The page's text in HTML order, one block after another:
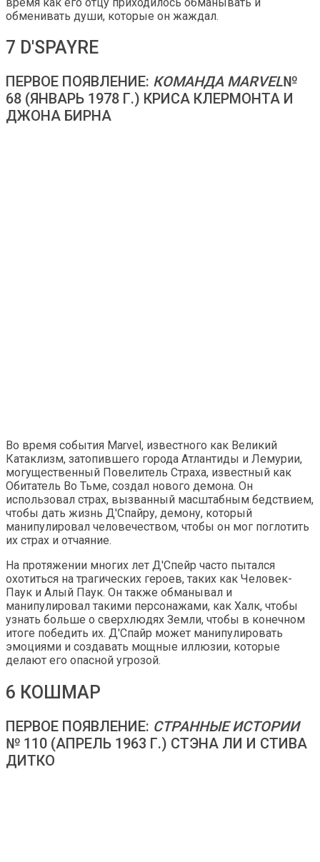
обменивать души, которые он жаждал.
7 D'SPAYRE
ПЕРВОЕ ПОЯВЛЕНИЕ: КОМАНДА MARVEL№
68 (ЯНВАРЬ 1978 Г.) КРИСА КЛЕРМОНТА И
ДЖОНА БИРНА
Во время события Marvel, известного как Великий
Катаклизм, затопившего города Атлантиды и Лемурии,
могущественный Повелитель Страха, известный как
Обитатель Во Тьме, создал нового демона. Он
использовал страх, вызванный масштабным бедствием,
чтобы дать жизнь Д'Спайру, демону, который
манипулировал человечеством, чтобы он мог поглотить
их страх и отчаяние.
На протяжении многих лет Д'Спейр часто пытался
охотиться на трагических героев, таких как Человек-
Паук и Алый Паук. Он также обманывал и
манипулировал такими персонажами, как Халк, чтобы
узнать больше о сверхлюдях Земли, чтобы в конечном
итоге победить их. Д'Спайр может манипулировать
эмоциями и создавать мощные иллюзии, которые
делают его опасной угрозой.
6 КОШМАР
ПЕРВОЕ ПОЯВЛЕНИЕ: СТРАННЫЕ ИСТОРИИ
№ 110 (АПРЕЛЬ 1963 Г.) СТЭНА ЛИ И СТИВА
ДИТКО